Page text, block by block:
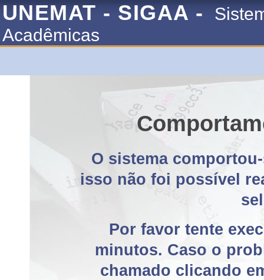
UNEMAT - SIGAA -
Acadêmicas
O sistema
isso não foi possível
Por favor tente
minutos. Caso o
chamado clicando